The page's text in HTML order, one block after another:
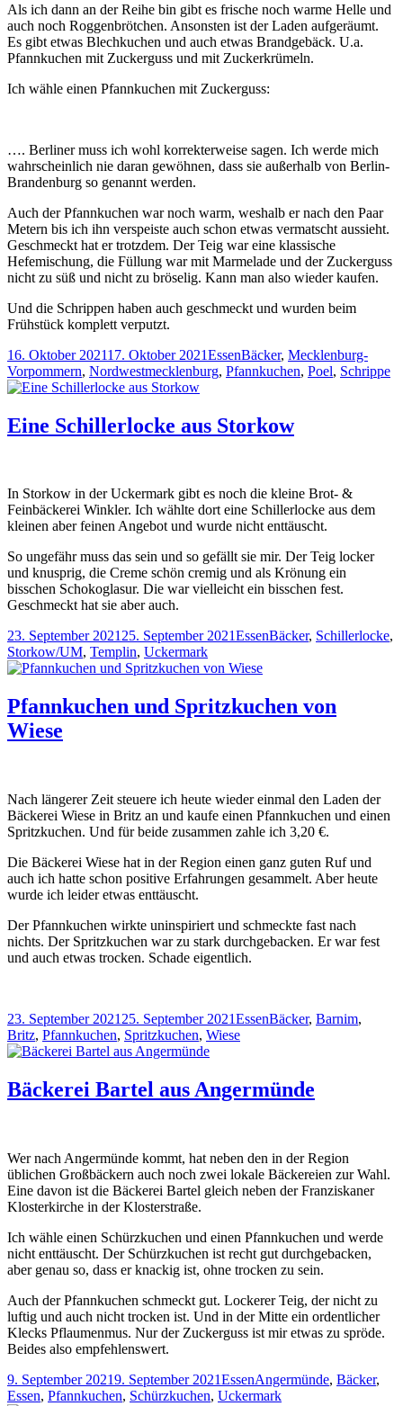
Als ich dann an der Reihe bin gibt es frische noch warme Helle und
auch noch Roggenbrötchen. Ansonsten ist der Laden aufgeräumt.
Es gibt etwas Blechkuchen und auch etwas Brandgebäck. U.a.
Pfannkuchen mit Zuckerguss und mit Zuckerkrümeln.
Ich wähle einen Pfannkuchen mit Zuckerguss:
…. Berliner muss ich wohl korrekterweise sagen. Ich werde mich
wahrscheinlich nie daran gewöhnen, dass sie außerhalb von Berlin-
Brandenburg so genannt werden.
Auch der Pfannkuchen war noch warm, weshalb er nach den Paar
Metern bis ich ihn verspeiste auch schon etwas vermatscht aussieht.
Geschmeckt hat er trotzdem. Der Teig war eine klassische
Hefemischung, die Füllung war mit Marmelade und der Zuckerguss
nicht zu süß und nicht zu bröselig. Kann man also wieder kaufen.
Und die Schrippen haben auch geschmeckt und wurden beim
Frühstück komplett verputzt.
Veröffentlicht
am
16. Oktober 202117. Oktober 2021Kategorien
EssenSchlagwörter
Bäcker, Mecklenburg-
Vorpommern, Nordwestmecklenburg, Pfannkuchen, Poel, Schrippe
Eine Schillerlocke aus Storkow
In Storkow in der Uckermark gibt es noch die kleine Brot- &
Feinbäckerei Winkler. Ich wählte dort eine Schillerlocke aus dem
kleinen aber feinen Angebot und wurde nicht enttäuscht.
So ungefähr muss das sein und so gefällt sie mir. Der Teig locker
und knusprig, die Creme schön cremig und als Krönung ein
bisschen Schokoglasur. Die war vielleicht ein bisschen fest.
Geschmeckt hat sie aber auch.
Veröffentlicht
am
23. September 202125. September 2021Kategorien
EssenSchlagwörter
Bäcker, Schillerlocke,
Storkow/UM, Templin, Uckermark
Pfannkuchen und Spritzkuchen von
Wiese
Nach längerer Zeit steuere ich heute wieder einmal den Laden der
Bäckerei Wiese in Britz an und kaufe einen Pfannkuchen und einen
Spritzkuchen. Und für beide zusammen zahle ich 3,20 €.
Die Bäckerei Wiese hat in der Region einen ganz guten Ruf und
auch ich hatte schon positive Erfahrungen gesammelt. Aber heute
wurde ich leider etwas enttäuscht.
Der Pfannkuchen wirkte uninspiriert und schmeckte fast nach
nichts. Der Spritzkuchen war zu stark durchgebacken. Er war fest
und auch etwas trocken. Schade eigentlich.
Veröffentlicht
am
23. September 2021 25. September 2021Kategorien
EssenSchlagwörter
Bäcker, Barnim,
Britz, Pfannkuchen, Spritzkuchen, Wiese
Bäckerei Bartel aus Angermünde
Wer nach Angermünde kommt, hat neben den in der Region
üblichen Großbäckern auch noch zwei lokale Bäckereien zur Wahl.
Eine davon ist die Bäckerei Bartel gleich neben der Franziskaner
Klosterkirche in der Klosterstraße.
Ich wähle einen Schürzkuchen und einen Pfannkuchen und werde
nicht enttäuscht. Der Schürzkuchen ist recht gut durchgebacken,
aber genau so, dass er knackig ist, ohne trocken zu sein.
Auch der Pfannkuchen schmeckt gut. Lockerer Teig, der nicht zu
luftig und auch nicht trocken ist. Und in der Mitte ein ordentlicher
Klecks Pflaumenmus. Nur der Zuckerguss ist mir etwas zu spröde.
Beides also empfehlenswert.
Veröffentlicht
am
9. September 20219. September 2021Kategorien
EssenSchlagwörter
Angermünde, Bäcker,
Essen, Pfannkuchen, Schürzkuchen, Uckermark